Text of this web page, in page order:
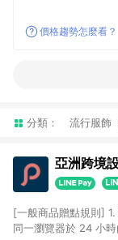
價格趨勢怎麼看？
分類： 流行服飾
亞洲跨境
[一般商品贈點規則]
同一瀏覽器於 24 小